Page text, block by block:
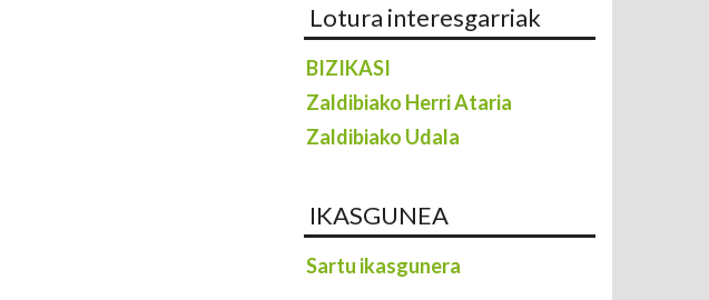
Lotura interesgarriak
BIZIKASI
Zaldibiako Herri Ataria
Zaldibiako Udala
IKASGUNEA
Sartu ikasgunera